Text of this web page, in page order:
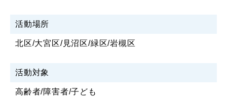
活動場所
北区/大宮区/見沼区/緑区/岩槻区
活動対象
高齢者/障害者/子ども